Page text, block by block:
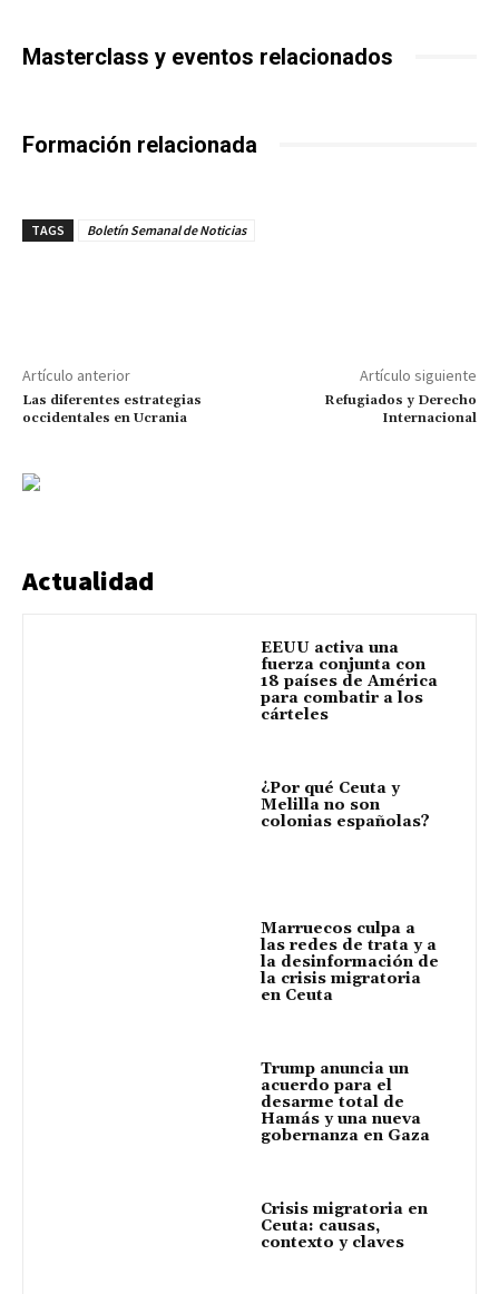
Masterclass y eventos relacionados
Formación relacionada
TAGS Boletín Semanal de Noticias
Artículo anterior
Las diferentes estrategias
occidentales en Ucrania
Artículo siguiente
Refugiados y Derecho
Internacional
Actualidad
EEUU activa una
fuerza conjunta con
18 países de América
para combatir a los
cárteles
¿Por qué Ceuta y
Melilla no son
colonias españolas?
Marruecos culpa a
las redes de trata y a
la desinformación de
la crisis migratoria
en Ceuta
Trump anuncia un
acuerdo para el
desarme total de
Hamás y una nueva
gobernanza en Gaza
Crisis migratoria en
Ceuta: causas,
contexto y claves